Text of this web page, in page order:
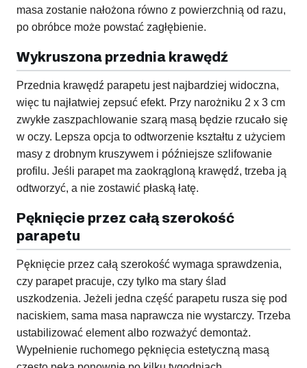
masa zostanie nałożona równo z powierzchnią od razu,
po obróbce może powstać zagłębienie.
Wykruszona przednia krawędź
Przednia krawędź parapetu jest najbardziej widoczna,
więc tu najłatwiej zepsuć efekt. Przy narożniku 2 x 3 cm
zwykłe zaszpachlowanie szarą masą będzie rzucało się
w oczy. Lepsza opcja to odtworzenie kształtu z użyciem
masy z drobnym kruszywem i późniejsze szlifowanie
profilu. Jeśli parapet ma zaokrągloną krawędź, trzeba ją
odtworzyć, a nie zostawić płaską łatę.
Pęknięcie przez całą szerokość
parapetu
Pęknięcie przez całą szerokość wymaga sprawdzenia,
czy parapet pracuje, czy tylko ma stary ślad
uszkodzenia. Jeżeli jedna część parapetu rusza się pod
naciskiem, sama masa naprawcza nie wystarczy. Trzeba
ustabilizować element albo rozważyć demontaż.
Wypełnienie ruchomego pęknięcia estetyczną masą